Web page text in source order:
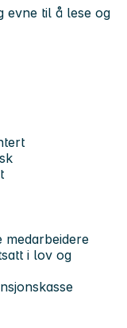
evne til å lese og
medarbeidere
i lov og